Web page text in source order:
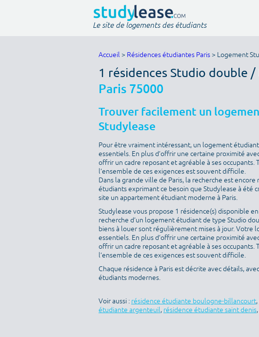
Le site de logements des étudiants
Accueil > Résidences étudiantes Paris > Logement
1 résidences Studio double
Paris 75000
Trouver facilement un
Studylease
Pour être vraiment intéressant, un logement
essentiels. En plus d’offrir une certaine proximité
offrir un cadre reposant et agréable à ses
l’ensemble de ces exigences est souvent difficile.
Dans la grande ville de Paris, la recherche est
étudiants exprimant ce besoin que Studylease à été
site un appartement étudiant moderne à Paris.
Studylease vous propose 1 résidence(s) disponible
recherche d’un logement étudiant de type Studio
biens à louer sont régulièrement mises à jour. Votre
essentiels. En plus d’offrir une certaine proximité
offrir un cadre reposant et agréable à ses
l’ensemble de ces exigences est souvent difficile.
Chaque résidence à Paris est décrite avec détails,
étudiants modernes.
Voir aussi : résidence étudiante boulogne-billancourt,
étudiante argenteuil, résidence étudiante saint denis,